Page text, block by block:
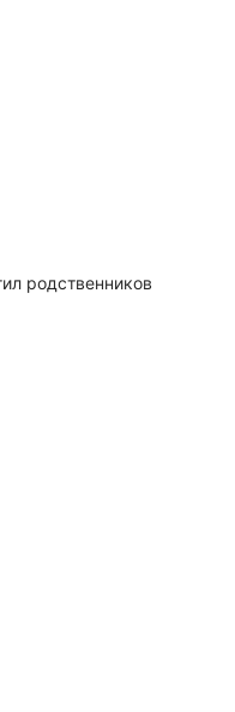
родственников